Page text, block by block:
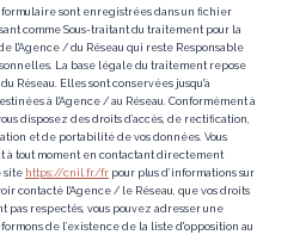
sont enregistrées dans un fichier
comme Sous-traitant du traitement pour la
l'Agence / du Réseau qui reste Responsable
La base légale du traitement repose
Réseau. Elles sont conservées jusqu'à
à l'Agence / au Réseau. Conformément à
disposez des droits d’accès, de rectification,
et de portabilité de vos données. Vous
tout moment en contactant directement
site https://cnil.fr/fr pour plus d’informations sur
contacté l'Agence / le Réseau, que vos droits
pas respectés, vous pouvez adresser une
de l’existence de la liste d'opposition au